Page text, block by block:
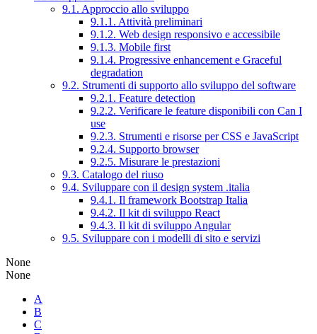
9.1. Approccio allo sviluppo
9.1.1. Attività preliminari
9.1.2. Web design responsivo e accessibile
9.1.3. Mobile first
9.1.4. Progressive enhancement e Graceful
degradation
9.2. Strumenti di supporto allo sviluppo del software
9.2.1. Feature detection
9.2.2. Verificare le feature disponibili con Can I
use
9.2.3. Strumenti e risorse per CSS e JavaScript
9.2.4. Supporto browser
9.2.5. Misurare le prestazioni
9.3. Catalogo del riuso
9.4. Sviluppare con il design system .italia
9.4.1. Il framework Bootstrap Italia
9.4.2. Il kit di sviluppo React
9.4.3. Il kit di sviluppo Angular
9.5. Sviluppare con i modelli di sito e servizi
None
None
A
B
C